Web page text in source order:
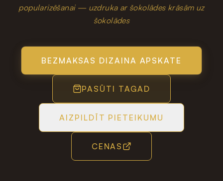
popularizēšanai — uzdruka ar šokolādes krāsām uz
šokolādes
BEZMAKSAS DIZAINA APSKATE
PASŪTI TAGAD
AIZPILDĪT PIETEIKUMU
CENAS